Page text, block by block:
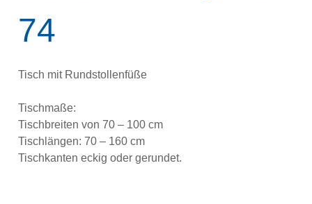
74
Tisch mit Rundstollenfüße
Tischmaße:
Tischbreiten von 70 – 100 cm
Tischlängen: 70 – 160 cm
Tischkanten eckig oder gerundet.